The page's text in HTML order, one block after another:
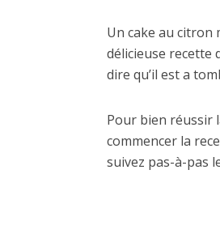
Un cake au citron
délicieuse recette
dire qu’il est a
Pour bien réussir
commencer la
suivez pas-à-pas